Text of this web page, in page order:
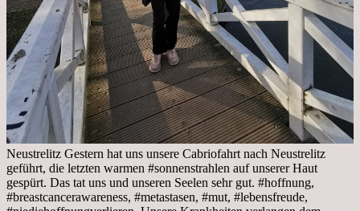
Neustrelitz Gestern hat uns unsere Cabriofahrt nach Neustrelitz
geführt, die letzten warmen #sonnenstrahlen auf unserer Haut
gespürt. Das tat uns und unseren Seelen sehr gut. #hoffnung,
#breastcancerawareness, #metastasen, #mut, #lebensfreude,